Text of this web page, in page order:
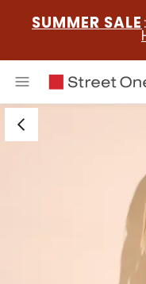
SUMMER SALE